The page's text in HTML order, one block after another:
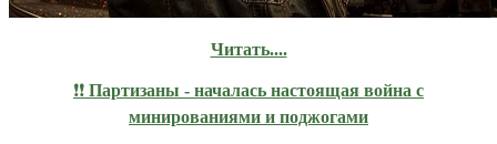
Читать....
❗❗ Партизаны - началась настоящая война с
минированиями и поджогами